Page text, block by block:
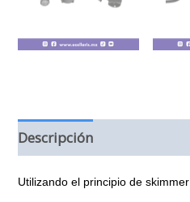
Descripción
Utilizando el principio de skimmer